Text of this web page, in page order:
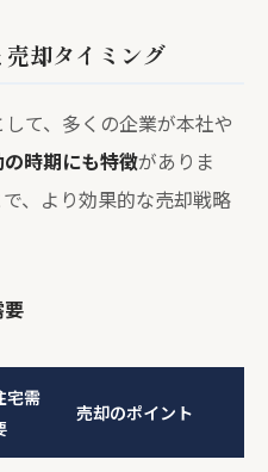
却タイミング
て、多くの企業が本社や
時期にも特徴がありま
、より効果的な売却戦略
宅需
売却のポイント